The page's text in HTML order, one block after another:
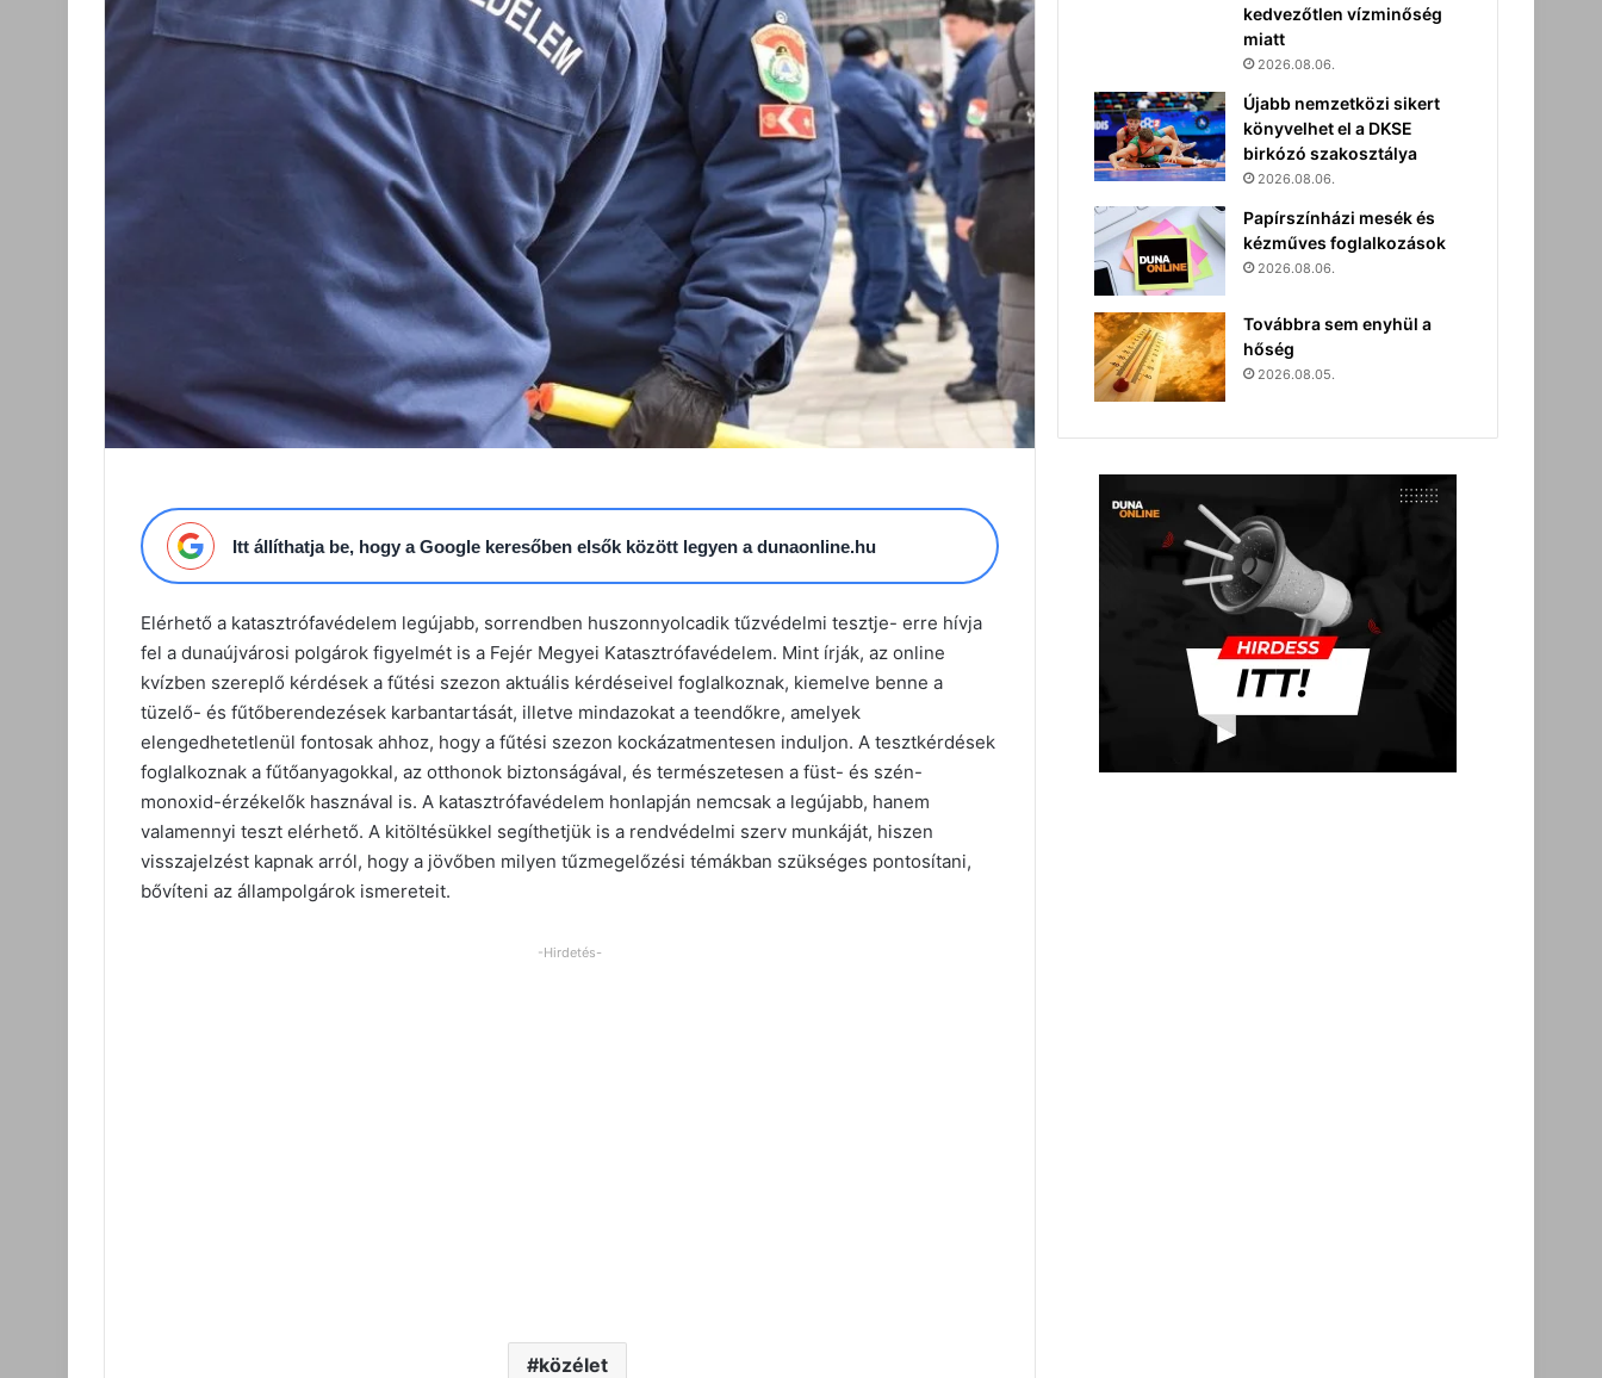
Itt állíthatja be, hogy a Google keresőben elsők között legyen a dunaonline.hu
Elérhető a katasztrófavédelem legújabb, sorrendben huszonnyolcadik tűzvédelmi tesztje- erre hívja
fel a dunaújvárosi polgárok figyelmét is a Fejér Megyei Katasztrófavédelem. Mint írják, az online
kvízben szereplő kérdések a fűtési szezon aktuális kérdéseivel foglalkoznak, kiemelve benne a
tüzelő- és fűtőberendezések karbantartását, illetve mindazokat a teendőkre, amelyek
elengedhetetlenül fontosak ahhoz, hogy a fűtési szezon kockázatmentesen induljon. A tesztkérdések
foglalkoznak a fűtőanyagokkal, az otthonok biztonságával, és természetesen a füst- és szén-
monoxid-érzékelők hasznával is. A katasztrófavédelem honlapján nemcsak a legújabb, hanem
valamennyi teszt elérhető. A kitöltésükkel segíthetjük is a rendvédelmi szerv munkáját, hiszen
visszajelzést kapnak arról, hogy a jövőben milyen tűzmegelőzési témákban szükséges pontosítani,
bővíteni az állampolgárok ismereteit.
-Hirdetés-
közélet
kedvezőtlen vízminőség
miatt
2026.08.06.
Újabb nemzetközi sikert
könyvelhet el a DKSE
birkózó szakosztálya
2026.08.06.
Papírszínházi mesék és
kézműves foglalkozások
2026.08.06.
Továbbra sem enyhül a
hőség
2026.08.05.